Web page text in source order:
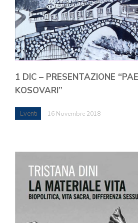
1 DIC – PRESENTAZIONE
KOSOVARI”
Eventi 16 Novembre 2018